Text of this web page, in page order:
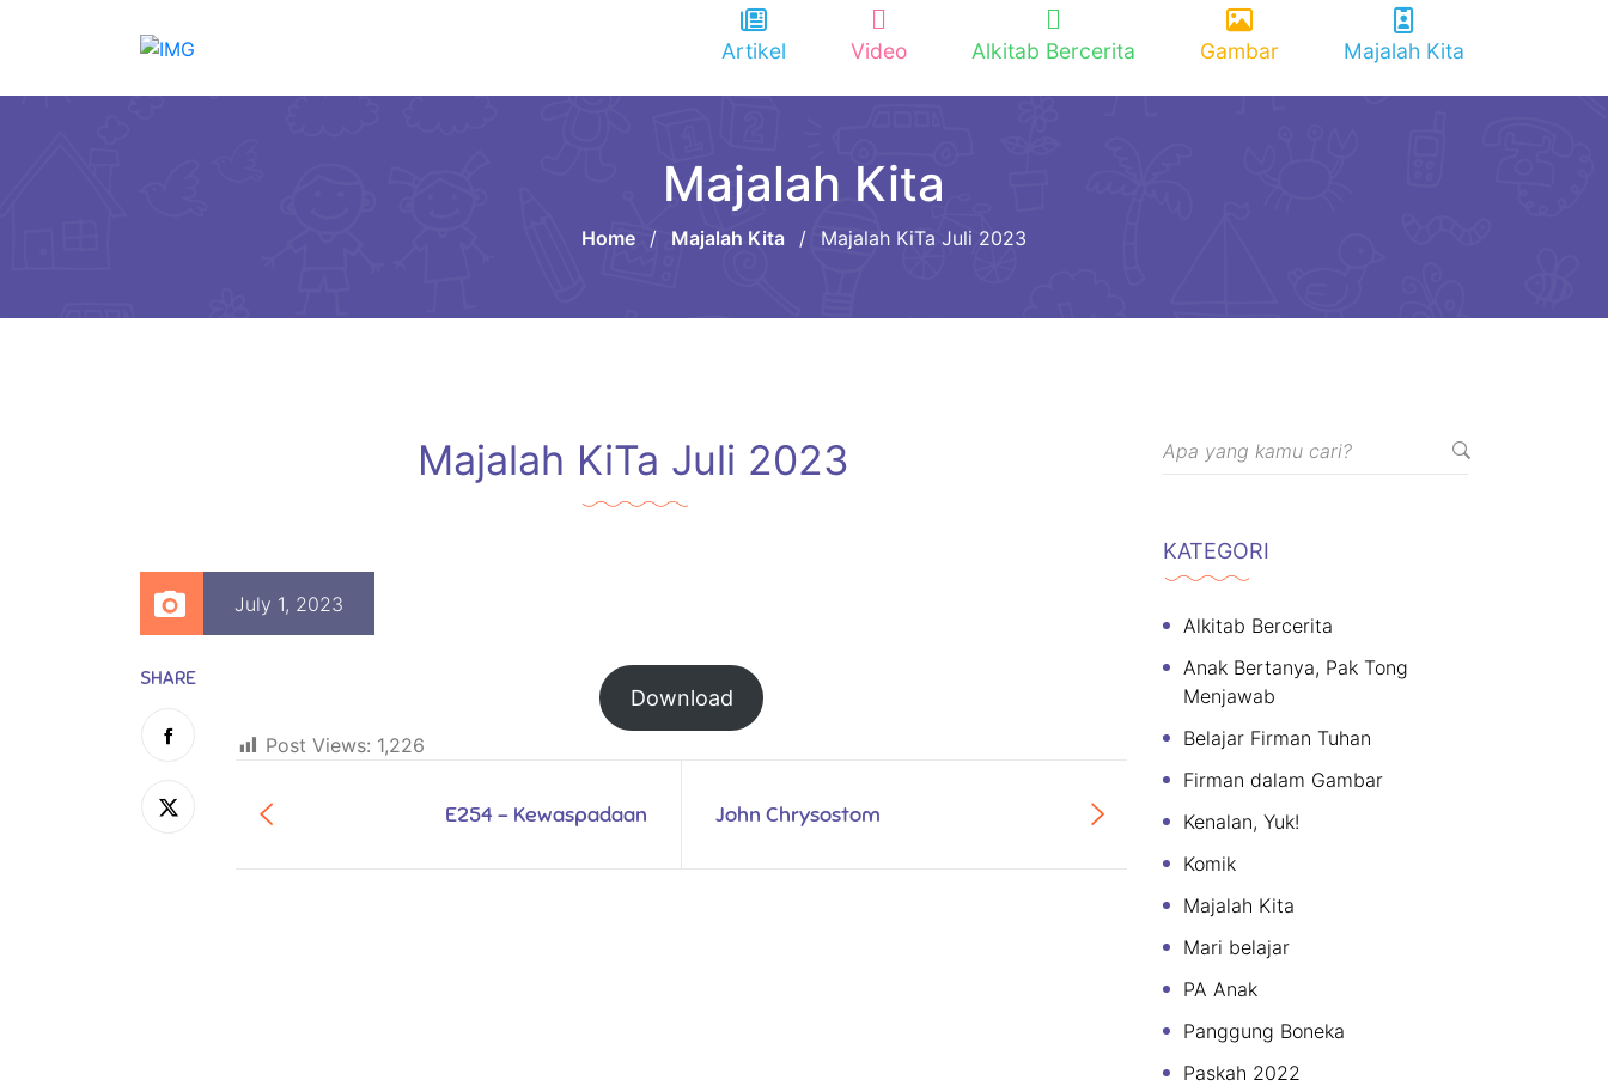
Artikel Video Alkitab Bercerita Gambar Majalah Kita
Majalah Kita
Home / Majalah Kita / Majalah KiTa Juli 2023
Majalah KiTa Juli 2023
July 1, 2023
SHARE
Download
Post Views: 1,226
John Chrysostom
E254 - Kewaspadaan
KATEGORI
Alkitab Bercerita
Anak Bertanya, Pak Tong
Menjawab
Belajar Firman Tuhan
Firman dalam Gambar
Kenalan, Yuk!
Komik
Majalah Kita
Mari belajar
PA Anak
Panggung Boneka
Paskah 2022